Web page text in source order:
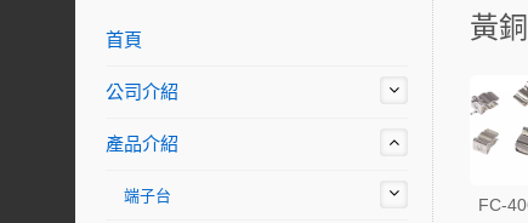
首頁
公司介紹
產品介紹
端子台
黃
FC-